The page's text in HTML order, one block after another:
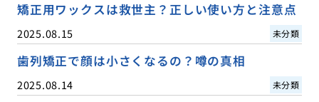
矯正用ワックスは救世主？正しい使い方と注意点
2025.08.15 未分類
歯列矯正で顔は小さくなるの？噂の真相
2025.08.14 未分類